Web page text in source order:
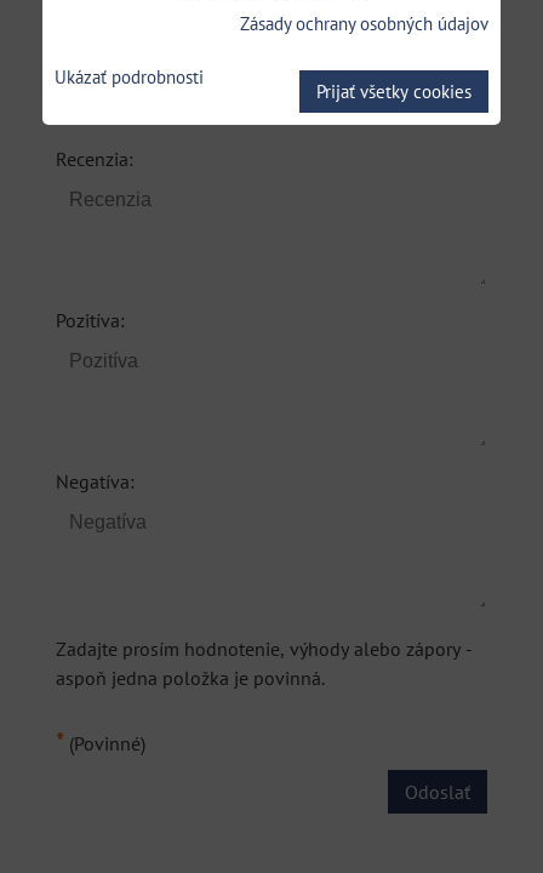
Meno: *
Recenzia:
Pozitíva:
Negatíva:
Zadajte prosím hodnotenie, výhody alebo zápory -
aspoň jedna položka je povinná.
* (Povinné)
Odoslať
Zásady ochrany osobných údajov
Ukázať podrobnosti
Prijať všetky cookies